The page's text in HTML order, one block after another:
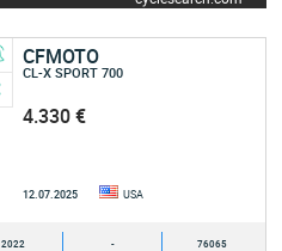
CFMOTO
CL-X SPORT 700
4.330 €
12.07.2025 USA
2022 - 76065